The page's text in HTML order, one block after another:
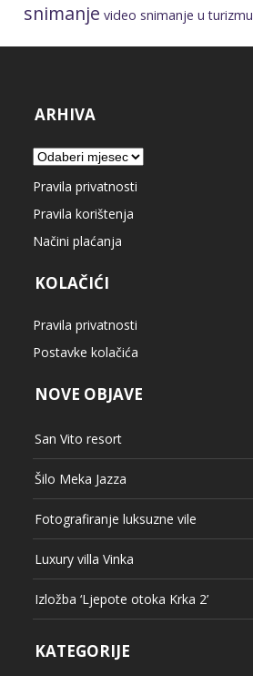
snimanje video snimanje u turizmu
ARHIVA
Arhiva
Pravila privatnosti
Pravila korištenja
Načini plaćanja
KOLAČIĆI
Pravila privatnosti
Postavke kolačića
NOVE OBJAVE
San Vito resort
Šilo Meka Jazza
Fotografiranje luksuzne vile
Luxury villa Vinka
Izložba ‘Ljepote otoka Krka 2’
KATEGORIJE